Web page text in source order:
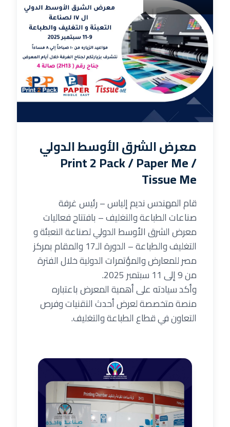
معرض الشرق الأوسط الدولي
Print 2 Pack / Paper Me /
Tissue Me
قام المهندس نديم إلياس – رئيس غرفة
صناعات الطباعة والتغليف – بافتتاح فعاليات
معرض الشرق الأوسط الدولي لصناعة التعبئة و
التغليف والطباعة – الدورة الـ17 والمقام بمركز
مصر للمعارض والمؤتمرات الدولية خلال الفترة
من 9 إلى 11 سبتمبر 2025.
وأكد سيادته على أهمية المعرض باعتباره
منصة متخصصة لعرض أحدث التقنيات وفرص
التعاون في قطاع الطباعة والتغليف.